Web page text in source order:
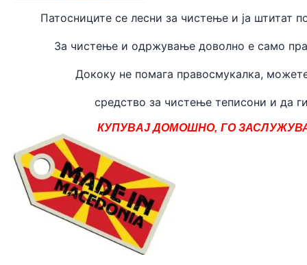
Патосниците се лесни за чистење и ја штитат
За чистење и одржување доволно е само
Дококу не помага правосмукалка,
средство за чистење теписони и да
КУПУВАЈ ДОМОШНО, ГО